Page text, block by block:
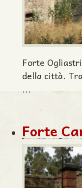
Forte
della città.
...
Forte